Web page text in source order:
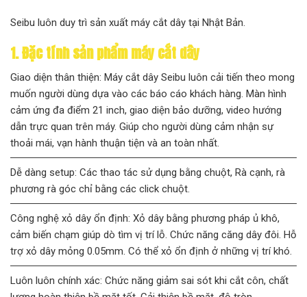
Seibu luôn duy trì sản xuất máy cắt dây tại Nhật Bản.
1. Đặc tính sản phẩm máy cắt dây
Giao diện thân thiện: Máy cắt dây Seibu luôn cải tiến theo mong
muốn người dùng dựa vào các báo cáo khách hàng. Màn hình
cảm ứng đa điểm 21 inch, giao diện bảo dưỡng, video hướng
dẫn trực quan trên máy. Giúp cho người dùng cảm nhận sự
thoải mái, vạn hành thuận tiện và an toàn nhất.
Dễ dàng setup: Các thao tác sử dụng bằng chuột, Rà cạnh, rà
phương rà góc chỉ bằng các click chuột.
Công nghệ xỏ dây ổn định: Xỏ dây bằng phương pháp ủ khô,
cảm biến chạm giúp dò tìm vị trí lỗ. Chức năng căng dây đôi. Hỗ
trợ xỏ dây mỏng 0.05mm. Có thể xỏ ổn định ở những vị trí khó.
Luôn luôn chính xác: Chức năng giảm sai sót khi cắt côn, chất